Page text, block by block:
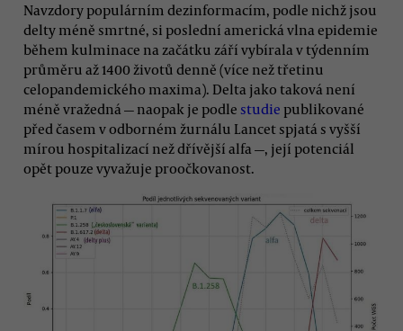
Navzdory populárním dezinformacím, podle nichž jsou
delty méně smrtné, si poslední americká vlna epidemie
během kulminace na začátku září vybírala v týdenním
průměru až 1400 životů denně (více než třetinu
celopandemického maxima). Delta jako taková není
méně vražedná — naopak je podle studie publikované
před časem v odborném žurnálu Lancet spjatá s vyšší
mírou hospitalizací než dřívější alfa —, její potenciál
opět pouze vyvažuje proočkovanost.